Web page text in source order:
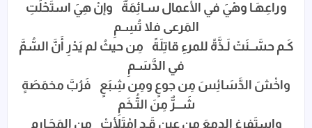
وراعِهَـا وهْيَ في الأعمال سـائِمَةٌ وإنْ هِيَ استَحْلَتِ
المَرعى فلا تُسِـمِ
كَـم حسَّــنَتْ لَـذَّةً للمرءِ قاتِلَةً مِن حيثُ لم يَدْرِ أَنَّ السُّمَّ
في الدَّسَـمِ
واخْشَ الدَّسَائِسَ مِن جوعٍ ومِن شِبَعٍ فَرُبَّ مخمَصَةٍ
شَـــرٌّ مِنَ التُّـخَمِ
واستَفرِغِ الدمعَ مِن عينٍ قَـدِ امْتَلأتْ مِن المَحَـارِمِ